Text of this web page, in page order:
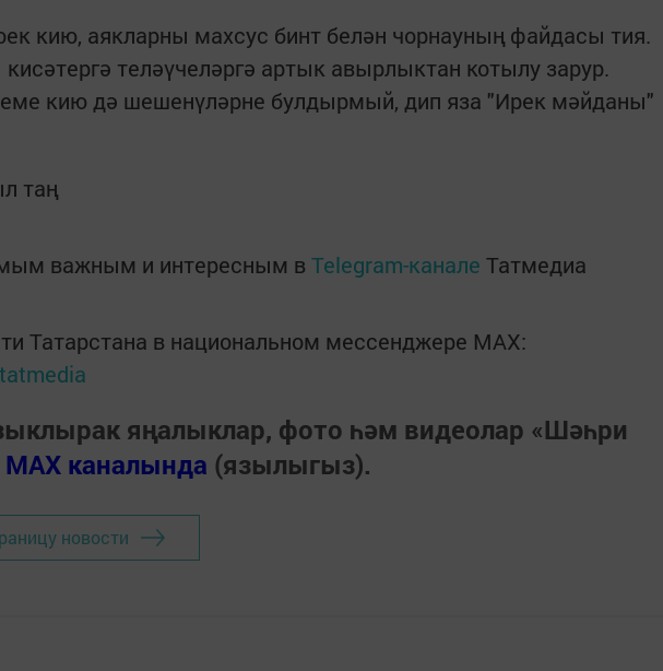
кию, аякларны махсус бинт белән чорнауның файдасы тия.
теләүчеләргә артык авырлыктан котылу зарур.
кию дә шешенүләрне булдырмый, дип яза "Ирек мәйданы"
таң
важным и интересным в Telegram-канале Татмедиа
Татарстана в национальном мессенджере MАХ:
яңалыклар, фото һәм видеолар «Шәһри
MAX каналында (язылыгыз).
новости